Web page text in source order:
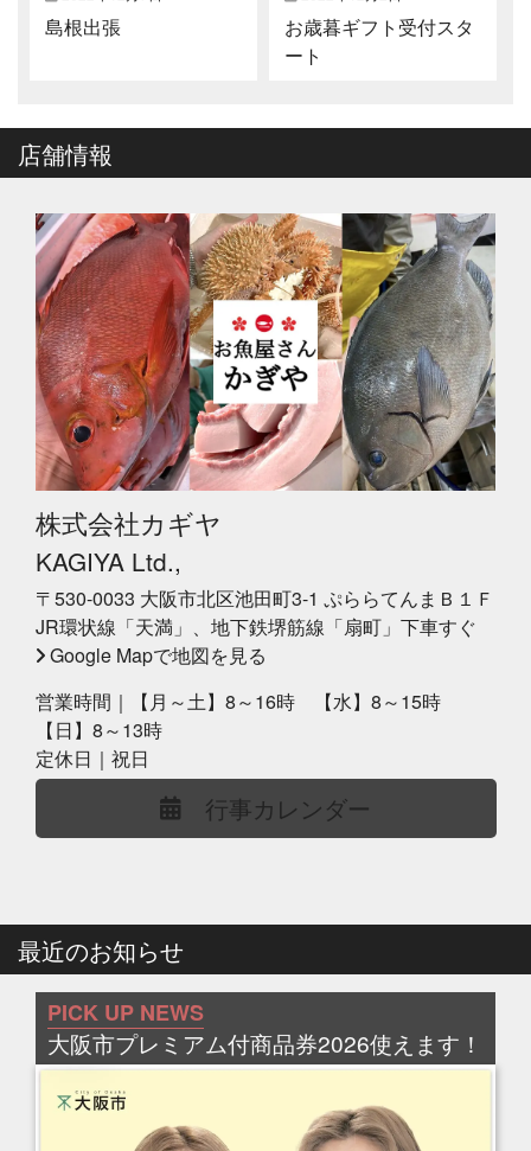
島根出張
お歳暮ギフト受付スタ
ート
店舗情報
株式会社カギヤ
KAGIYA Ltd.,
〒530-0033 大阪市北区池田町3-1 ぷららてんまＢ１Ｆ
JR環状線「天満」、地下鉄堺筋線「扇町」下車すぐ
Google Mapで地図を見る
営業時間｜【月～土】8～16時 【水】8～15時
【日】8～13時
定休日｜祝日
行事カレンダー
最近のお知らせ
PICK UP NEWS
大阪市プレミアム付商品券2026使えます！